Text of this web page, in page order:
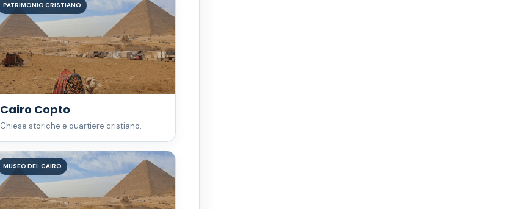
PATRIMONIO CRISTIANO
Cairo Copto
Chiese storiche e quartiere cristiano.
MUSEO DEL CAIRO